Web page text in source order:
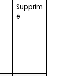
Supprim
é